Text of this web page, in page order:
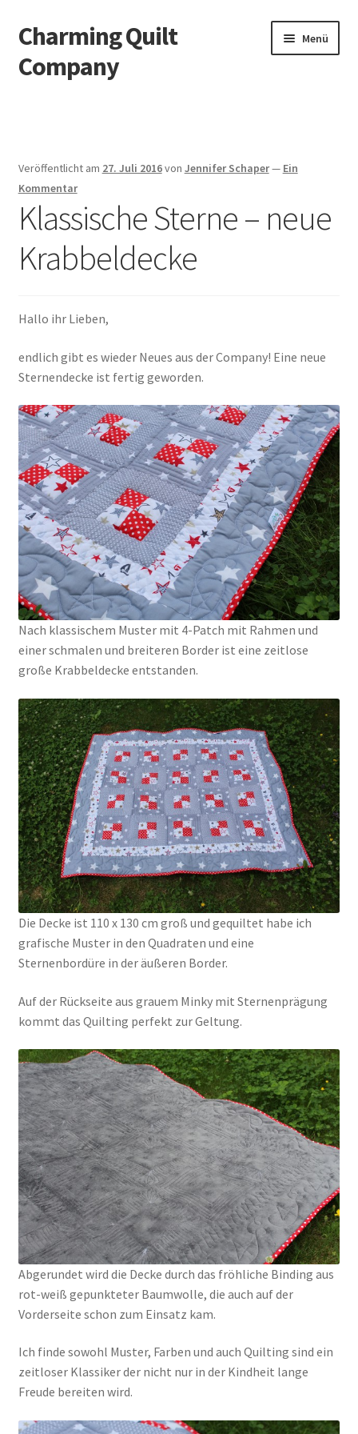
Zur
Navigation
springen
Zum
Inhalt
springen
Charming Quilt
Company
Menü
Blog
Datenschutzbelehrung
Datenschutzerklärung
Impressum
Impressum
Mein Konto
Shop
Versandarten
Warenkorb
Widerrufsbelehrung
Zahlungsarten
Veröffentlicht am 27. Juli 2016von Jennifer Schaper— Ein
Kommentar
Klassische Sterne – neue
Krabbeldecke
Hallo ihr Lieben,
endlich gibt es wieder Neues aus der Company! Eine neue
Sternendecke ist fertig geworden.
Nach klassischem Muster mit 4-Patch mit Rahmen und
einer schmalen und breiteren Border ist eine zeitlose
große Krabbeldecke entstanden.
Die Decke ist 110 x 130 cm groß und gequiltet habe ich
grafische Muster in den Quadraten und eine
Sternenbordüre in der äußeren Border.
Auf der Rückseite aus grauem Minky mit Sternenprägung
kommt das Quilting perfekt zur Geltung.
Abgerundet wird die Decke durch das fröhliche Binding aus
rot-weiß gepunkteter Baumwolle, die auch auf der
Vorderseite schon zum Einsatz kam.
Ich finde sowohl Muster, Farben und auch Quilting sind ein
zeitloser Klassiker der nicht nur in der Kindheit lange
Freude bereiten wird.